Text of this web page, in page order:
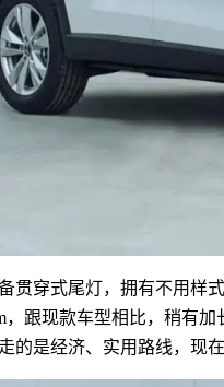
贯穿式尾灯，拥有不用样
，跟现款车型相比，稍有
的是经济、实用路线，现